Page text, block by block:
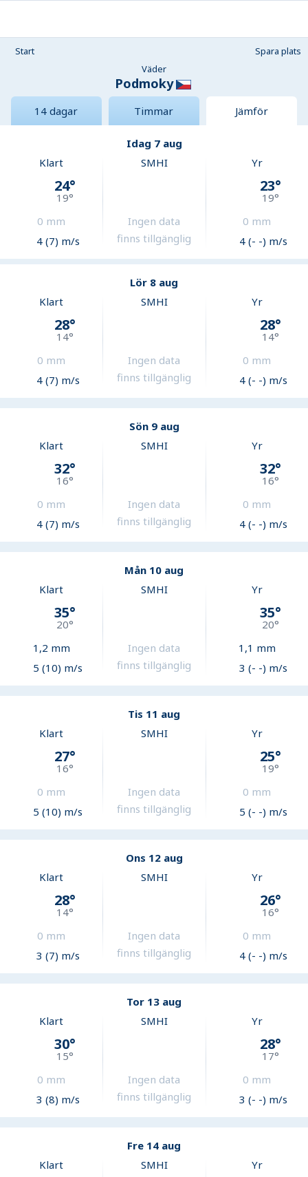
Start
Spara plats
Väder
Podmoky
14 dagar Timmar Jämför
Idag 7 aug
Klart
24°
19°
0 mm
4 (7) m/s
SMHI
Ingen data
finns tillgänglig
Yr
23°
19°
0 mm
4 (- -) m/s
Lör 8 aug
Klart
28°
14°
0 mm
4 (7) m/s
SMHI
Ingen data
finns tillgänglig
Yr
28°
14°
0 mm
4 (- -) m/s
Sön 9 aug
Klart
32°
16°
0 mm
4 (7) m/s
SMHI
Ingen data
finns tillgänglig
Yr
32°
16°
0 mm
4 (- -) m/s
Mån 10 aug
Klart
35°
20°
1,2 mm
5 (10) m/s
SMHI
Ingen data
finns tillgänglig
Yr
35°
20°
1,1 mm
3 (- -) m/s
Tis 11 aug
Klart
27°
16°
0 mm
5 (10) m/s
SMHI
Ingen data
finns tillgänglig
Yr
25°
19°
0 mm
5 (- -) m/s
Ons 12 aug
Klart
28°
14°
0 mm
3 (7) m/s
SMHI
Ingen data
finns tillgänglig
Yr
26°
16°
0 mm
4 (- -) m/s
Tor 13 aug
Klart
30°
15°
0 mm
3 (8) m/s
SMHI
Ingen data
finns tillgänglig
Yr
28°
17°
0 mm
3 (- -) m/s
Fre 14 aug
Klart
SMHI Yr